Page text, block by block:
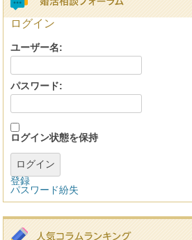
ログイン
ユーザー名:
パスワード:
ログイン状態を保持
ログイン
登録
パスワード紛失